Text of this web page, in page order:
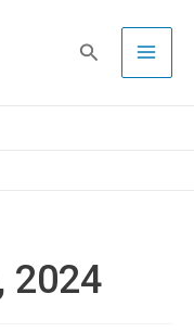
Pesquisa
2024